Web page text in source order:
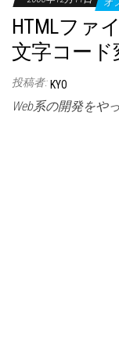
HTMLファ
文字コード
投稿者: KYO
Web系の開発をや